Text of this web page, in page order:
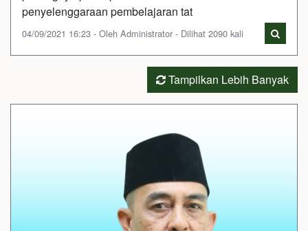
penyelenggaraan pembelajaran tat
04/09/2021 16:23 - Oleh Administrator - Dilihat 2090 kali
Tampilkan Lebih Banyak